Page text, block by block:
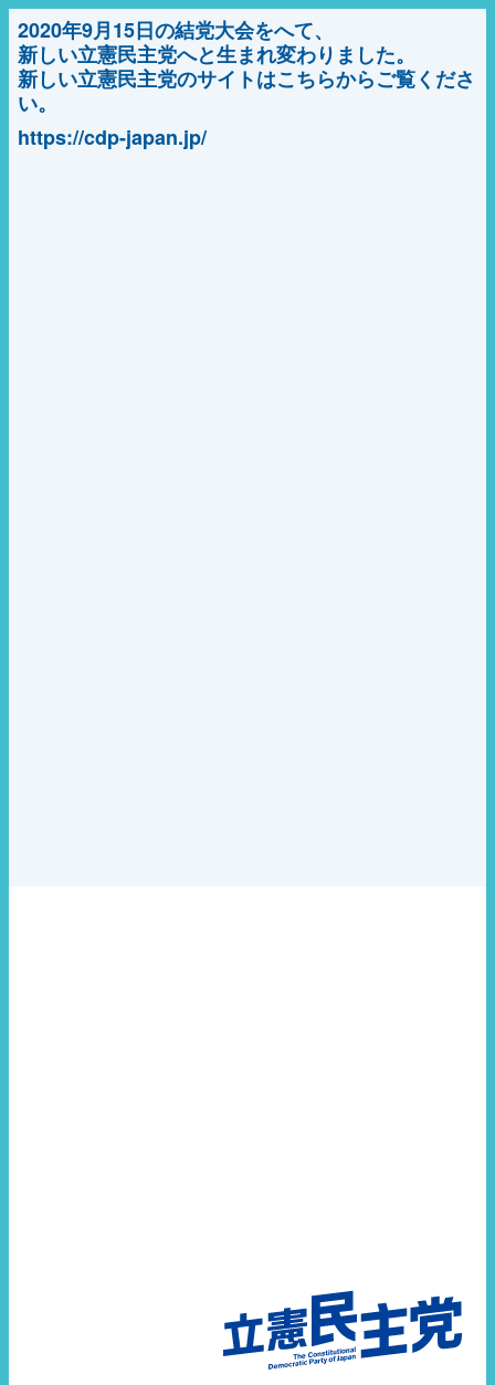
2020年9月15日の結党大会をへて、
新しい立憲民主党へと生まれ変わりました。
新しい立憲民主党のサイトはこちらからご覧くださ
い。
https://cdp-japan.jp/